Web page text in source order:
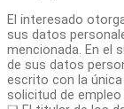
El interesado
sus datos
mencionada. En el
de sus datos
escrito con la
solicitud de